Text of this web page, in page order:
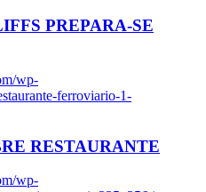
PREPARA-SE
wp-
ferroviario-1-
RESTAURANTE
wp-